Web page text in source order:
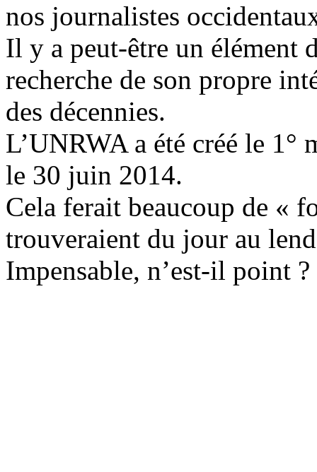
nos journalistes
Il y a peut-être un élément
recherche de son propre
des décennies.
L’UNRWA a été créé le
le 30 juin 2014.
Cela ferait beaucoup de «
trouveraient du jour au
Impensable, n’est-il point ?